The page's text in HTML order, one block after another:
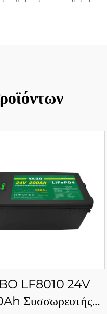
LF8010 24V
Συσσωρευτής